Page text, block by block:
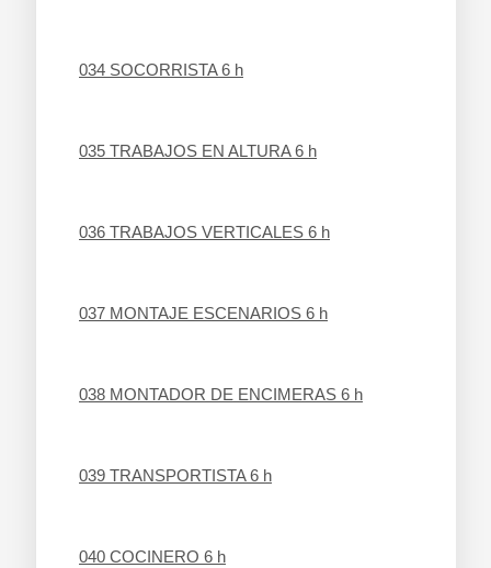
034 SOCORRISTA 6 h
035 TRABAJOS EN ALTURA 6 h
036 TRABAJOS VERTICALES 6 h
037 MONTAJE ESCENARIOS 6 h
038 MONTADOR DE ENCIMERAS 6 h
039 TRANSPORTISTA 6 h
040 COCINERO 6 h